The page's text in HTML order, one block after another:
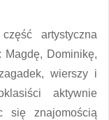
artystyczna
Magdę, Dominikę,
wierszy i
aktywnie
się znajomością